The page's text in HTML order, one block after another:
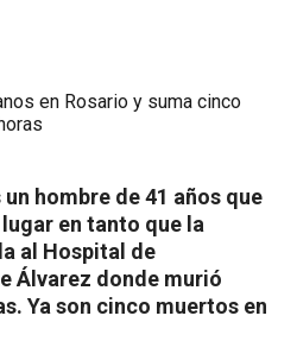
hombre de 41 años que
en tanto que la
al Hospital de
Álvarez donde murió
Ya son cinco muertos en